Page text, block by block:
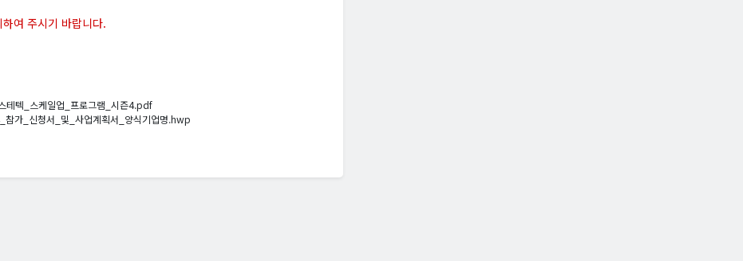
여 주시기 바랍니다.
테텍_스케일업_프로그램_시즌4.pdf
가_신청서_및_사업계획서_양식기업명.hwp